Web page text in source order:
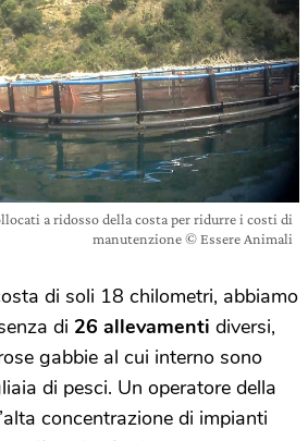
a ridosso della costa per ridurre i costi di
manutenzione © Essere Animali
di soli 18 chilometri, abbiamo
di 26 allevamenti diversi,
gabbie al cui interno sono
di pesci. Un operatore della
concentrazione di impianti